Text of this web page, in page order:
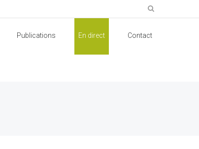
Publications En direct Contact